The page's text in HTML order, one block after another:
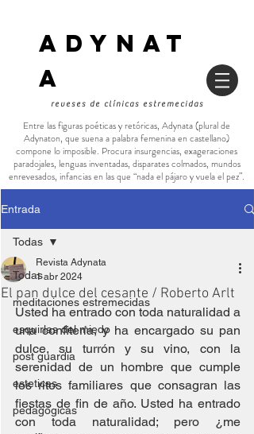
ADYNAT
a
reveses de clínicas estremecidas
Entre las figuras poéticas y retóricas, Adynata (plural de
Adynaton, que suena a palabra femenina en castellano)
compone lo imposible. Procura insurgencias, exageraciones
paradojales, lenguas inventadas, disparates colmados, mundos
enrevesados, infancias en las que “nada el pájaro y vuela el pez”.
Entrada
Todas
meditaciones estremecidas
esquirlas del miedo
post guardia
esteticas
pedagógicas
Todas
El pan dulce del cesante / Roberto Arlt
Revista Adynata
1 abr 2024
Usted ha entrado con toda naturalidad a
una confitería, y ha encargado su pan
dulce, su turrón y su vino, con la
serenidad de un hombre que cumple
los ritos familiares que consagran las
fiestas de fin de año. Usted ha entrado
con toda naturalidad; pero ¿me